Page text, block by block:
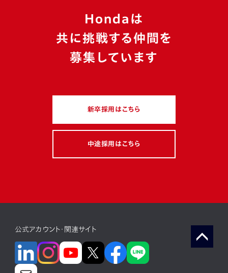
イベントレポート 座談会 特別企画
多様性
スキルアップ・成長環境 グローバル 駐在経験
フィロソフィー ボトムアップ
ソフトウェア(組み込み)
モビリティサービス 新規事業 最先端技術
カーボンニュートラル コロナ禍
Hondaは
共に挑戦する仲間を
募集しています
新卒採用はこちら
中途採用はこちら
公式アカウント・関連サイト